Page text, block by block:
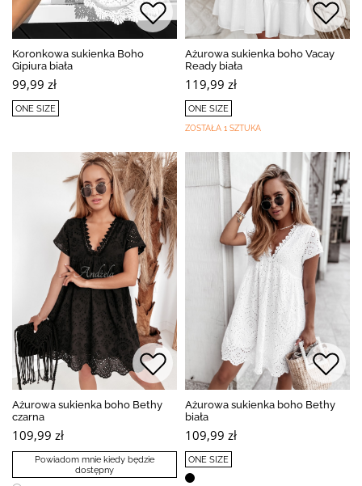
Koronkowa sukienka Boho
Gipiura biała
99,99 zł
ONE SIZE
Ażurowa sukienka boho Vacay
Ready biała
119,99 zł
ONE SIZE
ZOSTAŁA 1 SZTUKA
Ażurowa sukienka boho Bethy
czarna
109,99 zł
Powiadom mnie kiedy będzie
dostępny
Ażurowa sukienka boho Bethy
biała
109,99 zł
ONE SIZE